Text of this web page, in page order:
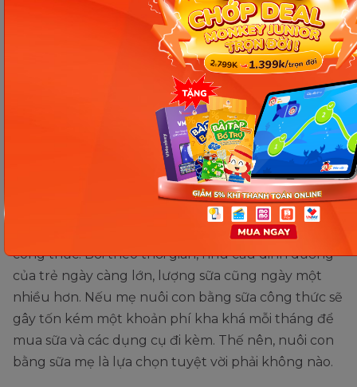
Phương pháp tránh thai vô kinh khi cho con bú sữa mẹ
(Ảnh: Sưu tầm Internet)
Tiết kiệm chi phí
Nuôi con bằng sữa mẹ giúp gia đình tiết kiệm được
một khoản chi phí kha khá so với nuôi con bằng sữa
công thức. Bởi theo thời gian, nhu cầu dinh dưỡng
của trẻ ngày càng lớn, lượng sữa cũng ngày một
nhiều hơn. Nếu mẹ nuôi con bằng sữa công thức sẽ
gây tốn kém một khoản phí kha khá mỗi tháng để
mua sữa và các dụng cụ đi kèm. Thế nên, nuôi con
bằng sữa mẹ là lựa chọn tuyệt vời phải không nào.